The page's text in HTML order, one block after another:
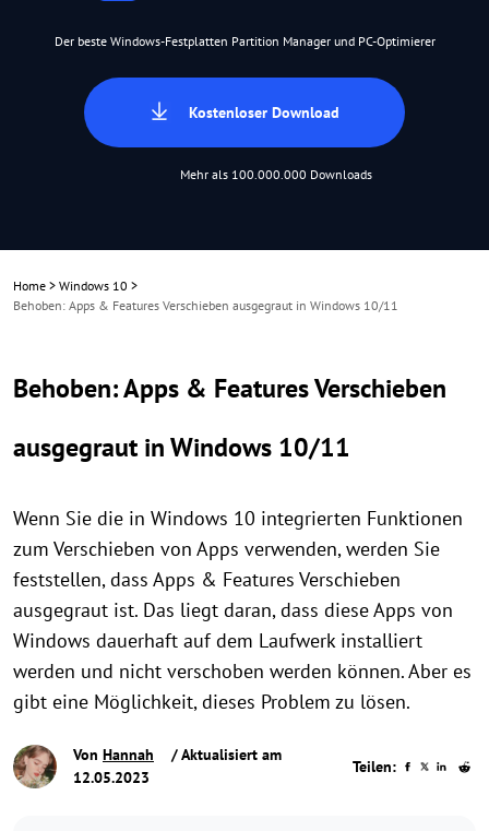
Der beste Windows-Festplatten Partition Manager und PC-Optimierer
Kostenloser Download
Mehr als 100.000.000 Downloads
Home > Windows 10 >
Behoben: Apps & Features Verschieben ausgegraut in Windows 10/11
Behoben: Apps & Features Verschieben
ausgegraut in Windows 10/11
Wenn Sie die in Windows 10 integrierten Funktionen
zum Verschieben von Apps verwenden, werden Sie
feststellen, dass Apps & Features Verschieben
ausgegraut ist. Das liegt daran, dass diese Apps von
Windows dauerhaft auf dem Laufwerk installiert
werden und nicht verschoben werden können. Aber es
gibt eine Möglichkeit, dieses Problem zu lösen.
Von Hannah
/ Aktualisiert am
12.05.2023
Teilen: